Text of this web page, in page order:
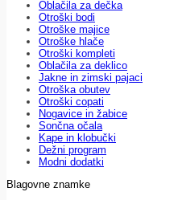
Oblačila za dečka
Otroški bodi
Otroške majice
Otroške hlače
Otroški kompleti
Oblačila za deklico
Jakne in zimski pajaci
Otroška obutev
Otroški copati
Nogavice in žabice
Sončna očala
Kape in klobučki
Dežni program
Modni dodatki
Blagovne znamke